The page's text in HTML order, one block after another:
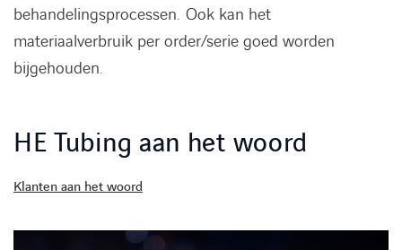
behandelingsprocessen. Ook kan het
materiaalverbruik per order/serie goed worden
bijgehouden.
HE Tubing aan het woord
Klanten aan het woord